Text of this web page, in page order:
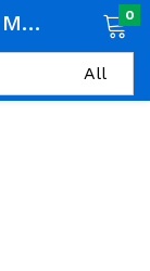
BIODERMA HYDRABIO Masque Hydratant Peaux Sensibles Deshydratees 75ml 0